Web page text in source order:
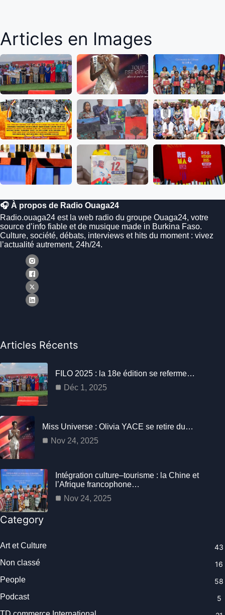
Articles en Images
🎧 À propos de Radio Ouaga24
Radio.ouaga24 est la web radio du groupe Ouaga24, votre
source d’info fiable et de musique made in Burkina Faso.
Culture, société, débats, interviews et hits du moment : vivez
l’actualité autrement, 24h/24.
Articles Récents
FILO 2025 : la 18e édition se referme…
Déc 1, 2025
Miss Universe : Olivia YACE se retire du…
Nov 24, 2025
Intégration culture–tourisme : la Chine et
l’Afrique francophone…
Nov 24, 2025
Category
Art et Culture
43
Non classé
16
People
58
Podcast
5